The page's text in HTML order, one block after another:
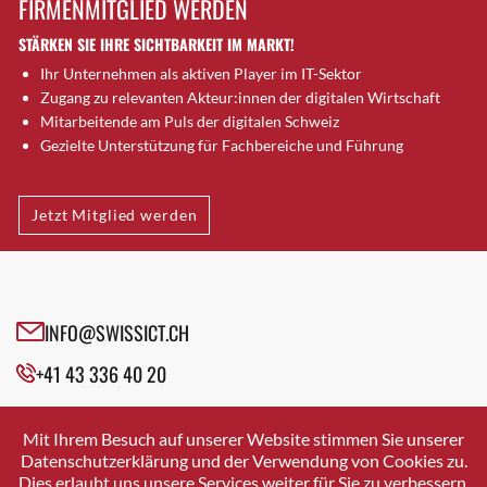
Brugg AG
Brütten
Bubendorf
Bubikon
Buchs (SG)
Bäretswil
Bülach
Cazis
Crissier
Davos Platz
Dierikon
Dietikon
FIRMENMITGLIED WERDEN
STÄRKEN SIE IHRE SICHTBARKEIT IM MARKT!
Ihr Unternehmen als aktiven Player im IT-Sektor
Zugang zu relevanten Akteur:innen der digitalen Wirtschaft
Mitarbeitende am Puls der digitalen Schweiz
Gezielte Unterstützung für Fachbereiche und Führung
Jetzt Mitglied werden
INFO@SWISSICT.CH
+41 43 336 40 20
SWISSICT
VULKANSTRASSE 120
8048 ZURICH
Mit Ihrem Besuch auf unserer Website stimmen Sie unserer
Datenschutzerklärung und der Verwendung von Cookies zu.
Dies erlaubt uns unsere Services weiter für Sie zu verbessern.